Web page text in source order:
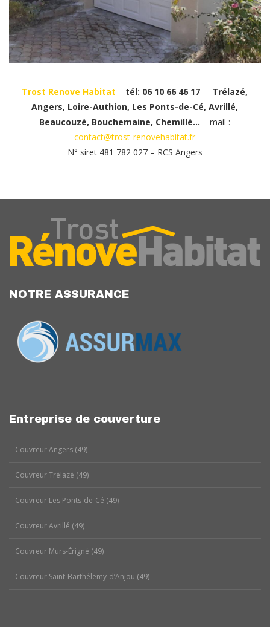
Trost Renove Habitat – tél: 06 10 66 46 17 – Trélazé,
Angers, Loire-Authion, Les Ponts-de-Cé, Avrillé,
Beaucouzé, Bouchemaine, Chemillé… – mail :
contact@trost-renovehabitat.fr
N° siret 481 782 027 – RCS Angers
NOTRE ASSURANCE
Entreprise de couverture
Couvreur Angers (49)
Couvreur Trélazé (49)
Couvreur Les Ponts-de-Cé (49)
Couvreur Avrillé (49)
Couvreur Murs-Érigné (49)
Couvreur Saint-Barthélemy-d’Anjou (49)